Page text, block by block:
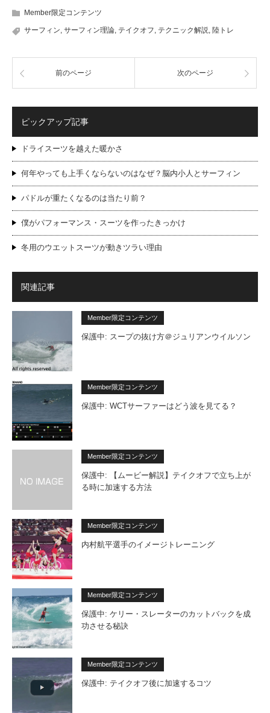
Member限定コンテンツ
サーフィン, サーフィン理論, テイクオフ, テクニック解説, 陸トレ
前のページ 次のページ
ピックアップ記事
ドライスーツを越えた暖かさ
何年やっても上手くならないのはなぜ？脳内小人とサーフィン
パドルが重たくなるのは当たり前？
僕がパフォーマンス・スーツを作ったきっかけ
冬用のウエットスーツが動きツラい理由
関連記事
Member限定コンテンツ
保護中: スープの抜け方＠ジュリアンウイルソン
Member限定コンテンツ
保護中: WCTサーファーはどう波を見てる？
Member限定コンテンツ
保護中: 【ムービー解説】テイクオフで立ち上が
る時に加速する方法
Member限定コンテンツ
内村航平選手のイメージトレーニング
Member限定コンテンツ
保護中: ケリー・スレーターのカットバックを成
功させる秘訣
Member限定コンテンツ
保護中: テイクオフ後に加速するコツ